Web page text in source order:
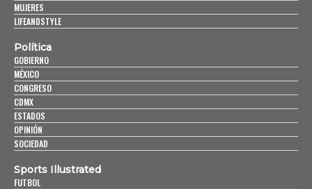
MUJERES
LIFEANDSTYLE
Política
GOBIERNO
MÉXICO
CONGRESO
CDMX
ESTADOS
OPINIÓN
SOCIEDAD
Sports Illustrated
FUTBOL